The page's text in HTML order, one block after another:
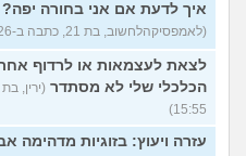
איך לדעת אם אני בחורה
(לאמפסיקהלחשוב, בת 21, כתבה ב-19/07/26 16:04)
לצאת לעצמאות או לרדוף
הכלכלי שלי לא מסתדר
15:55)
עזרה ויעוץ: בזוגיות מדהימה